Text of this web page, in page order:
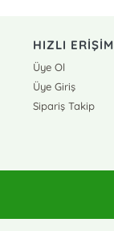
HIZLI ERİŞİM
Üye Ol
Üye Giriş
Sipariş Takip